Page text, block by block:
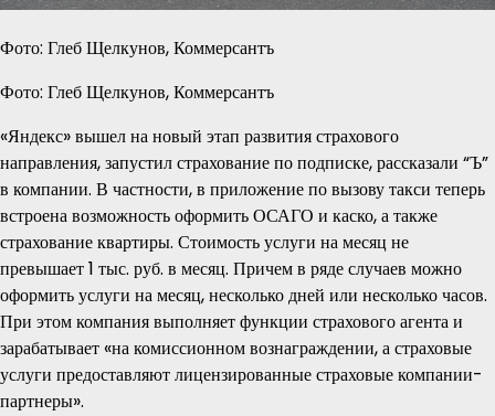
Фото: Глеб Щелкунов, Коммерсантъ
Фото: Глеб Щелкунов, Коммерсантъ
«Яндекс» вышел на новый этап развития страхового
направления, запустил страхование по подписке, рассказали “Ъ”
в компании. В частности, в приложение по вызову такси теперь
встроена возможность оформить ОСАГО и каско, а также
страхование квартиры. Стоимость услуги на месяц не
превышает 1 тыс. руб. в месяц. Причем в ряде случаев можно
оформить услуги на месяц, несколько дней или несколько часов.
При этом компания выполняет функции страхового агента и
зарабатывает «на комиссионном вознаграждении, а страховые
услуги предоставляют лицензированные страховые компании-
партнеры».